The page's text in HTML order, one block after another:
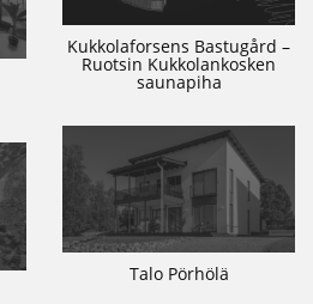
Kukkolaforsens Bastugård –
Ruotsin Kukkolankosken
saunapiha
Talo Pörhölä